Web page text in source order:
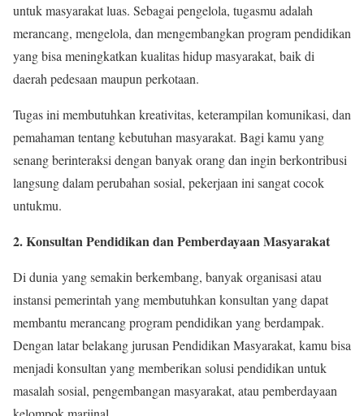
untuk masyarakat luas. Sebagai pengelola, tugasmu adalah
merancang, mengelola, dan mengembangkan program pendidikan
yang bisa meningkatkan kualitas hidup masyarakat, baik di
daerah pedesaan maupun perkotaan.
Tugas ini membutuhkan kreativitas, keterampilan komunikasi, dan
pemahaman tentang kebutuhan masyarakat. Bagi kamu yang
senang berinteraksi dengan banyak orang dan ingin berkontribusi
langsung dalam perubahan sosial, pekerjaan ini sangat cocok
untukmu.
2. Konsultan Pendidikan dan Pemberdayaan Masyarakat
Di dunia yang semakin berkembang, banyak organisasi atau
instansi pemerintah yang membutuhkan konsultan yang dapat
membantu merancang program pendidikan yang berdampak.
Dengan latar belakang jurusan Pendidikan Masyarakat, kamu bisa
menjadi konsultan yang memberikan solusi pendidikan untuk
masalah sosial, pengembangan masyarakat, atau pemberdayaan